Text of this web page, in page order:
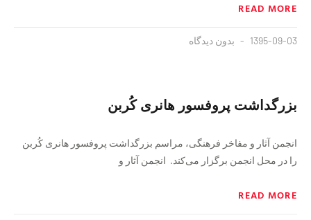
READ MORE
1395-09-03 بدون دیدگاه
بزرگداشت پروفسور هانری‌ کُربن
انجمن آثار و مفاخر فرهنگی، مراسم بزرگداشت پروفسور هانری کُربن
را در محل انجمن برگزار می‌کند. انجمن آثار و
READ MORE